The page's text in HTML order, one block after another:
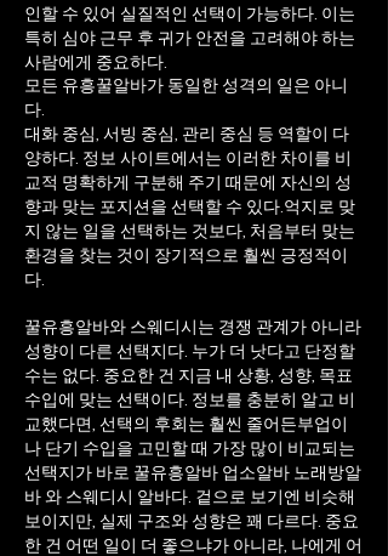
인할 수 있어 실질적인 선택이 가능하다. 이는
특히 심야 근무 후 귀가 안전을 고려해야 하는
사람에게 중요하다.
모든 유흥꿀알바가 동일한 성격의 일은 아니
다.
대화 중심, 서빙 중심, 관리 중심 등 역할이 다
양하다. 정보 사이트에서는 이러한 차이를 비
교적 명확하게 구분해 주기 때문에 자신의 성
향과 맞는 포지션을 선택할 수 있다. 억지로 맞
지 않는 일을 선택하는 것보다, 처음부터 맞는
환경을 찾는 것이 장기적으로 훨씬 긍정적이
다.
꿀유흥알바와 스웨디시는 경쟁 관계가 아니라
성향이 다른 선택지다. 누가 더 낫다고 단정할
수는 없다. 중요한 건 지금 내 상황, 성향, 목표
수입에 맞는 선택이다. 정보를 충분히 알고 비
교했다면, 선택의 후회는 훨씬 줄어든부업이
나 단기 수입을 고민할 때 가장 많이 비교되는
선택지가 바로 꿀유흥알바 업소알바 노래방알
바 와 스웨디시 알바다. 겉으로 보기엔 비슷해
보이지만, 실제 구조와 성향은 꽤 다르다. 중요
한 건 어떤 일이 더 좋으냐가 아니라, 나에게 어